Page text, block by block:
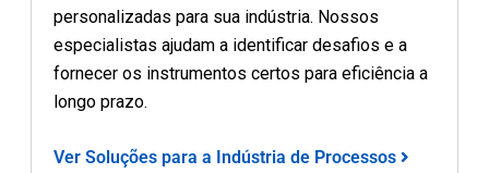
personalizadas para sua indústria. Nossos
especialistas ajudam a identificar desafios e a
fornecer os instrumentos certos para eficiência a
longo prazo.
Ver Soluções para a Indústria de Processos